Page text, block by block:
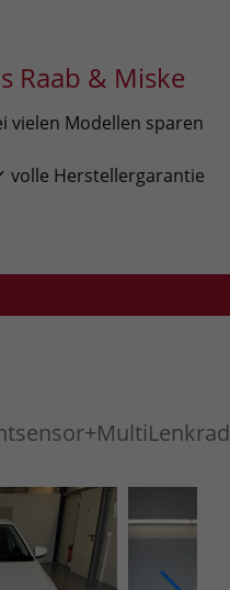
Raab & Miske
vielen Modellen sparen
volle Herstellergarantie